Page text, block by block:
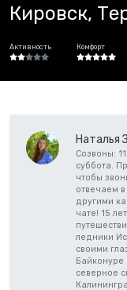
Кировск,
Активность Комфорт
Наталья З
Созвоны:
суббота.
чтобы
отвечаем
другими
чате! 15
ледники
своими
Байконуре
северное